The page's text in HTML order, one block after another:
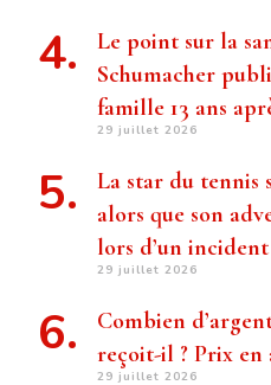
Le point sur la
Schumacher
famille 13 ans
29 juillet 2026
La star du tennis
alors que son
lors d’un
29 juillet 2026
Combien
reçoit-il ? Prix ​​en
29 juillet 2026